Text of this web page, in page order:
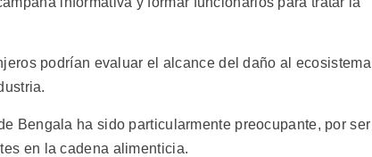
podrían evaluar el alcance del daño al ecosistema
Bengala ha sido particularmente preocupante, por ser
en la cadena alimenticia.